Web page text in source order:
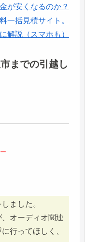
が安くなるのか？
一括見積サイト。
解説（スマホも）
までの引越し
ました。
オーディオ関連
行ってほしく、